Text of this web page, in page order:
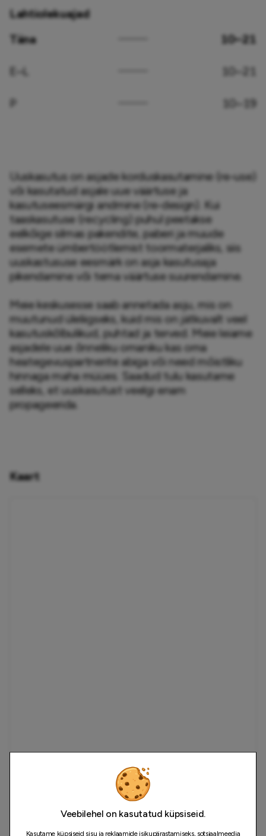
Veebilehel on kasutatud küpsiseid.
Kasutame küpsiseid sisu ja reklaamide isikupärastamiseks, sotsiaalmeedia
Lahtiolekuajad
Täna
10–21
E–L 10–21
P 10–19
Uuskasutus on asjade korduskasutamine (re-use)
või kasutatud asjale uue väärtuse ja
kasutuseesmärgi andmine (re-design). Kui
taaskasutuse (recycling) puhul peetakse
eelkõige silmas pakendite, paberi ja muude
esemete ümbertöötlemist toormaterjaliks, siis
uuskastususe eesmärk on asja kasutusaja
pikendamine või tema väärtuse suurendamine.
Meie keskusesse saab annetada asju, mis on
muutunud üleliigseks, kuid mis on jätkuvalt veel
kasutuskõlbulikud, puhtad ja terved. Meie leiame
asjadele uue õnneliku omaniku kas oma
heategevuspartnerite abiga või need mõistliku
hinnaga maha müües. Saadud tulu kasutame
selleks, et uuskasutust veelgi enam
propageerida.
Kaart